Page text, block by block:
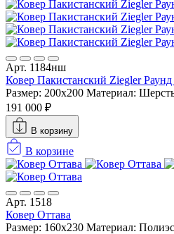
Арт. 1184нш
Ковер Пакистанский Ziegler
Размер: 200x200 Материал:
191 000 ₽
В корзину
В корзине
Арт. 1518
Ковер Оттава
Размер: 160х230 Материал: